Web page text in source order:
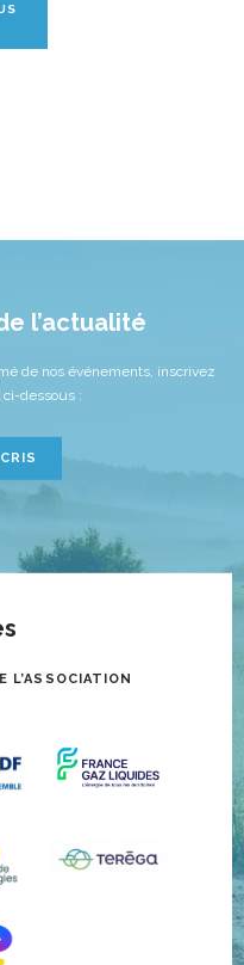
l’actualité
de nos événements, inscrivez
dessous :
L’ASSOCIATION